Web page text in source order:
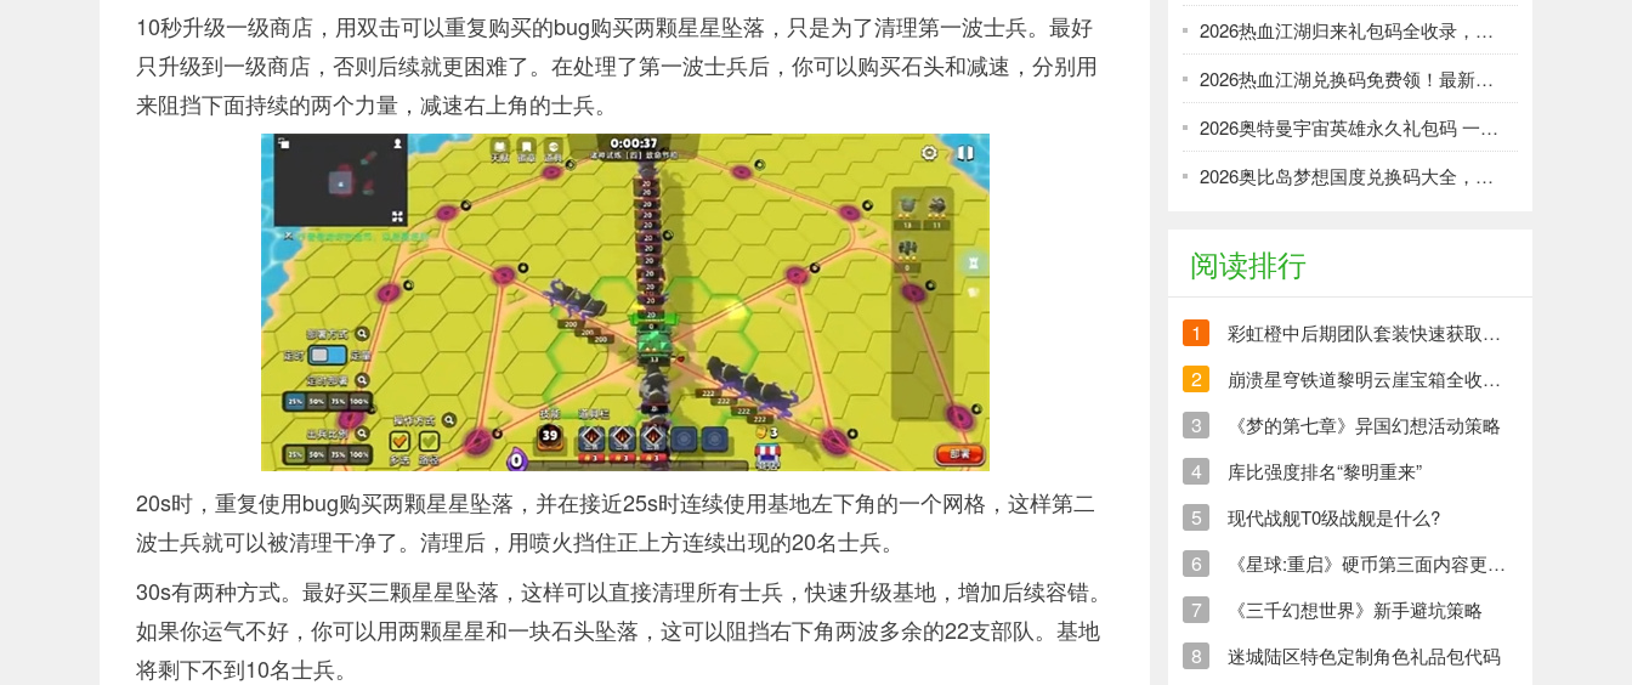
10秒升级一级商店，用双击可以重复购买的bug购买两颗星星坠落，只是为了清理第一波士兵。最好
只升级到一级商店，否则后续就更困难了。在处理了第一波士兵后，你可以购买石头和减速，分别用
来阻挡下面持续的两个力量，减速右上角的士兵。
20s时，重复使用bug购买两颗星星坠落，并在接近25s时连续使用基地左下角的一个网格，这样第二
波士兵就可以被清理干净了。清理后，用喷火挡住正上方连续出现的20名士兵。
30s有两种方式。最好买三颗星星坠落，这样可以直接清理所有士兵，快速升级基地，增加后续容错。
如果你运气不好，你可以用两颗星星和一块石头坠落，这可以阻挡右下角两波多余的22支部队。基地
将剩下不到10名士兵。
2026热血江湖归来礼包码全收录，强化资源不愁！
2026热血江湖兑换码免费领！最新礼包大全速取
2026奥特曼宇宙英雄永久礼包码 一键领取光暗资源
2026奥比岛梦想国度兑换码大全，免费领服饰家具！
阅读排行
1 彩虹橙中后期团队套装快速获取方法
2 崩溃星穹铁道黎明云崖宝箱全收集策略与崩铁玩家分享
3 《梦的第七章》异国幻想活动策略
4 库比强度排名“黎明重来”
5 现代战舰T0级战舰是什么?
6 《星球:重启》硬币第三面内容更新清单
7 《三千幻想世界》新手避坑策略
8 迷城陆区特色定制角色礼品包代码